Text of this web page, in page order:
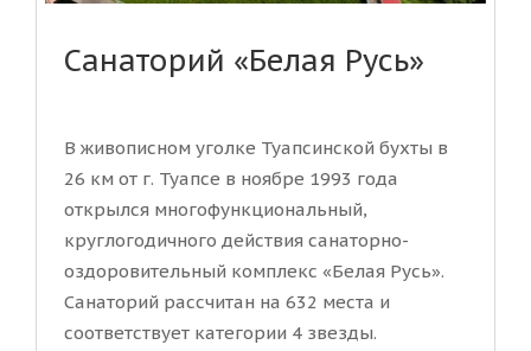
Санаторий «Белая Русь»
В живописном уголке Туапсинской бухты в
26 км от г. Туапсе в ноябре 1993 года
открылся многофункциональный,
круглогодичного действия санаторно-
оздоровительный комплекс «Белая Русь».
Санаторий рассчитан на 632 места и
соответствует категории 4 звезды.